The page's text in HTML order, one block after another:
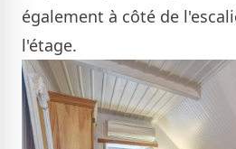
également à côté de
l'étage.